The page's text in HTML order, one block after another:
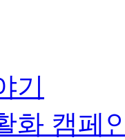
기
화 캠페